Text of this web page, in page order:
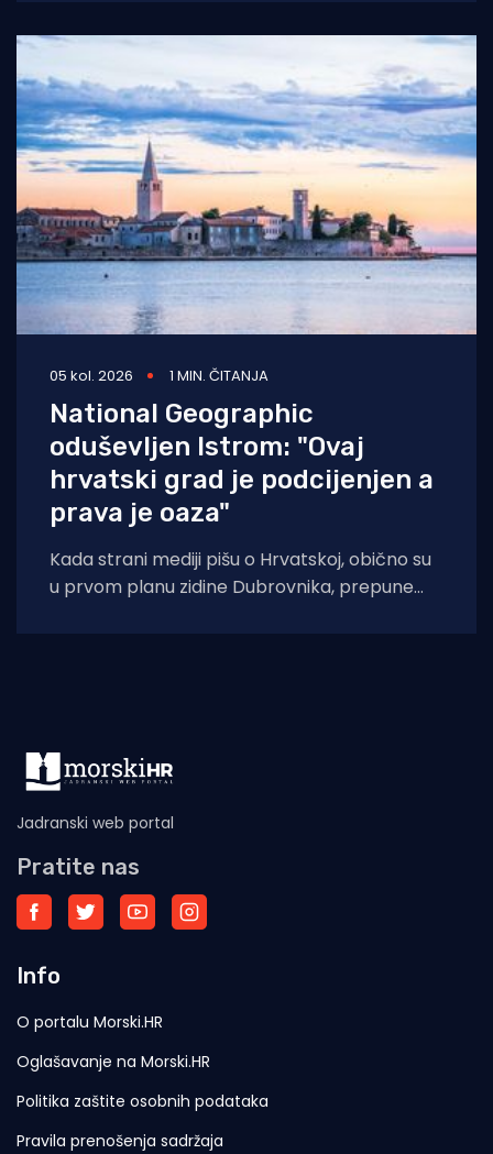
05 kol. 2026 1 MIN. ČITANJA
National Geographic
oduševljen Istrom: "Ovaj
hrvatski grad je podcijenjen a
prava je oaza"
Kada strani mediji pišu o Hrvatskoj, obično su
u prvom planu zidine Dubrovnika, prepune
Jadranski web portal
Pratite nas
Info
O portalu Morski.HR
Oglašavanje na Morski.HR
Politika zaštite osobnih podataka
Pravila prenošenja sadržaja